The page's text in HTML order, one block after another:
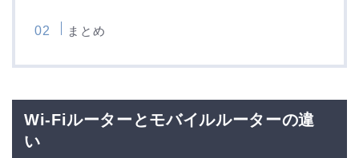
まとめ
Wi-Fiルーターとモバイルルーターの違
い